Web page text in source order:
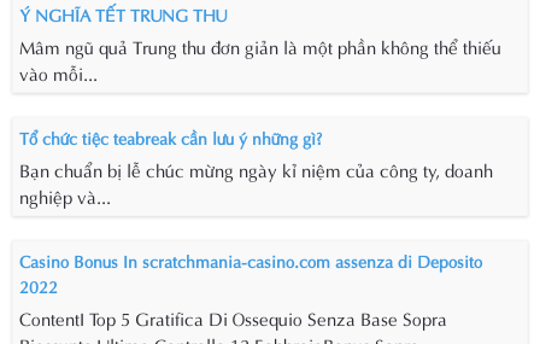
Ý NGHĨA TẾT TRUNG THU
Mâm ngũ quả Trung thu đơn giản là một phần không thể thiếu
vào mỗi...
Tổ chức tiệc teabreak cần lưu ý những gì?
Bạn chuẩn bị lễ chúc mừng ngày kỉ niệm của công ty, doanh
nghiệp và...
Casino Bonus In scratchmania-casino.com assenza di Deposito
2022
ContentI Top 5 Gratifica Di Ossequio Senza Base Sopra